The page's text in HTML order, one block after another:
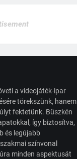
a videojáték-ipar
törekszünk, hanem
fektetünk. Büszkén
így biztosítva,
és legújabb
színvonal
minden aspektusát